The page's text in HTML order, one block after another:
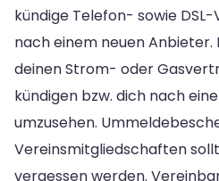
kündige Telefon- sowie
nach einem neuen Anbieter.
deinen Strom- oder
kündigen bzw. dich nach
umzusehen.
Vereinsmitgliedschaften
vergessen werden.